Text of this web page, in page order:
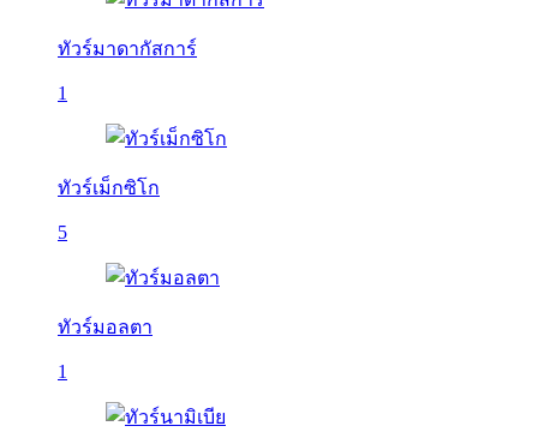
ทัวร์มาดากัสการ์
1
ทัวร์เม็กซิโก
5
ทัวร์มอลตา
1